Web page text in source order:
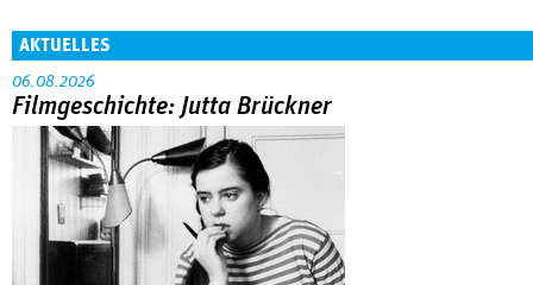
AKTUELLES
06.08.2026
Filmgeschichte: Jutta Brückner